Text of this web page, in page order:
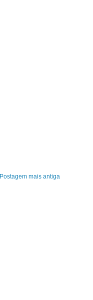
Postagem mais antiga